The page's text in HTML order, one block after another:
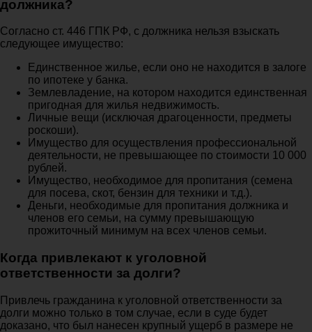
должника?
Согласно ст. 446 ГПК РФ, с должника нельзя взыскать
следующее имущество:
Единственное жилье, если оно не находится в залоге
по ипотеке у банка.
Землевладение, на котором находится единственная
пригодная для жилья недвижимость.
Личные вещи (исключая драгоценности, предметы
роскоши).
Имущество для осуществления профессиональной
деятельности, не превышающее по стоимости 10 000
рублей.
Имущество, необходимое для пропитания (семена
для посева, скот, бензин для техники и т.д.).
Деньги, необходимые для пропитания должника и
членов его семьи, на сумму превышающую
прожиточный минимум на всех членов семьи.
Когда привлекают к уголовной
ответственности за долги?
Привлечь гражданина к уголовной ответственности за
долги можно только в том случае, если в суде будет
доказано, что был нанесен крупный ущерб в размере не